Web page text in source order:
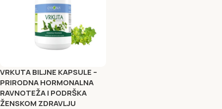
VRKUTA BILJNE KAPSULE –
PRIRODNA HORMONALNA
RAVNOTEŽA I PODRŠKA
ŽENSKOM ZDRAVLJU